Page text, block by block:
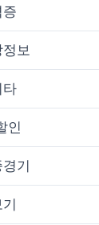
보
타
인
기